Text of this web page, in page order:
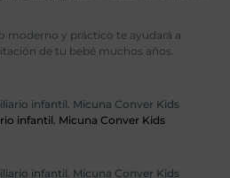
moderno y práctico te ayudará a
de tu bebé muchos años.
infantil. Micuna Conver Kids